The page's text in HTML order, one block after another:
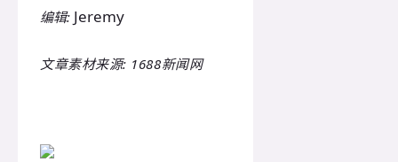
编辑: Jeremy
文章素材来源: 1688新闻网